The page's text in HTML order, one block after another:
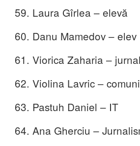
59. Laura Gîrlea – elevă
60. Danu Mamedov – elev
61. Viorica Zaharia –
62. Violina Lavric –
63. Pastuh Daniel – IT
64. Ana Gherciu –